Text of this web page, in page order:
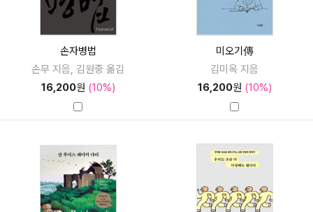
손자병법
손무 지음, 김원중 옮김
16,200원 (10%)
미오기傳
김미옥 지음
16,200원 (10%)